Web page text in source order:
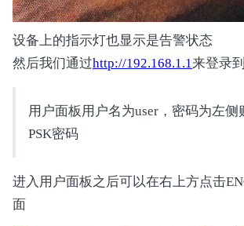
设备上的指示灯也显示是告警状态
然后我们通过http://192.168.1.1来登录
用户面板用户名为user，密码为左侧
PSK密码
进入用户面板之后可以在右上方点击
面